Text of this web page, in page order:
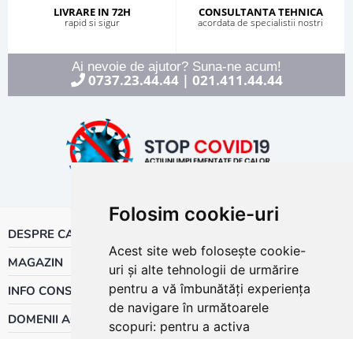
Folosim cookie-uri
Acest site web folosește cookie-
uri și alte tehnologii de urmărire
pentru a vă îmbunătăți experiența
de navigare în următoarele
scopuri: pentru a activa
LIVRARE IN 72H
rapid si sigur
CONSULTANTA TEHNICA
acordata de specialistii nostri
Ai nevoie de ajutor? Suna-ne acum!
0737.23.44.44| 021.411.44.44
DESPRE CALOR
MAGAZIN
INFO CONSUMATOR
DOMENII ACTIVITATE